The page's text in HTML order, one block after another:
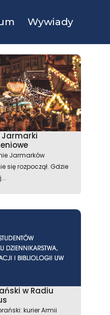
Wywiady
Jarmarki
Jarmarków
się rozpoczął. Gdzie
w Radiu
kurier Armii